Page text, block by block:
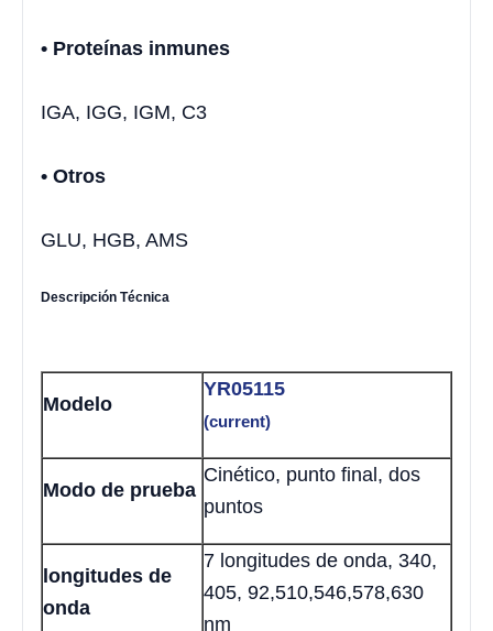
• Proteínas inmunes
IGA, IGG, IGM, C3
• Otros
GLU, HGB, AMS
Descripción Técnica
Modelo
YR05115
(current)
Modo de prueba
Cinético, punto final, dos
puntos
longitudes de
onda
7 longitudes de onda, 340,
405, 92,510,546,578,630
nm